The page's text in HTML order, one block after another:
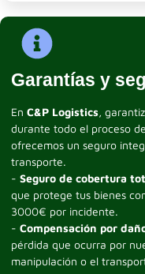
Garantías y
En C&P Logistics,
durante todo el proceso
ofrecemos un seguro
transporte.
- Seguro de cobertura
que protege tus bienes
3000€ por incidente.
- Compensación por
pérdida que ocurra por
manipulación o el